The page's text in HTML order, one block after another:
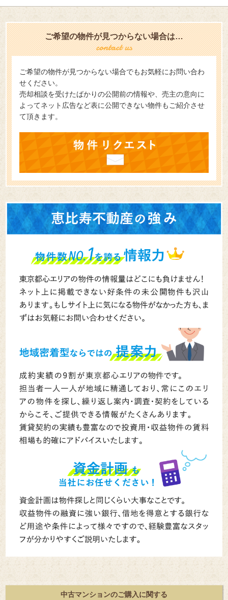
ご希望の物件が見つからない場合は…
ご希望の物件が見つからない場合でもお気軽にお問い合わ
せください。
売却相談を受けたばかりの公開前の情報や、売主の意向に
よってネット広告など表に公開できない物件もご紹介させ
て頂きます。
中古マンションのご購入に関する